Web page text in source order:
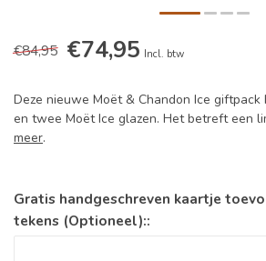
€84,95 €74,95 Incl. btw
Deze nieuwe Moët & Chandon Ice
en twee Moët Ice glazen. Het betreft een
meer.
Gratis handgeschreven kaartje
tekens (Optioneel)::